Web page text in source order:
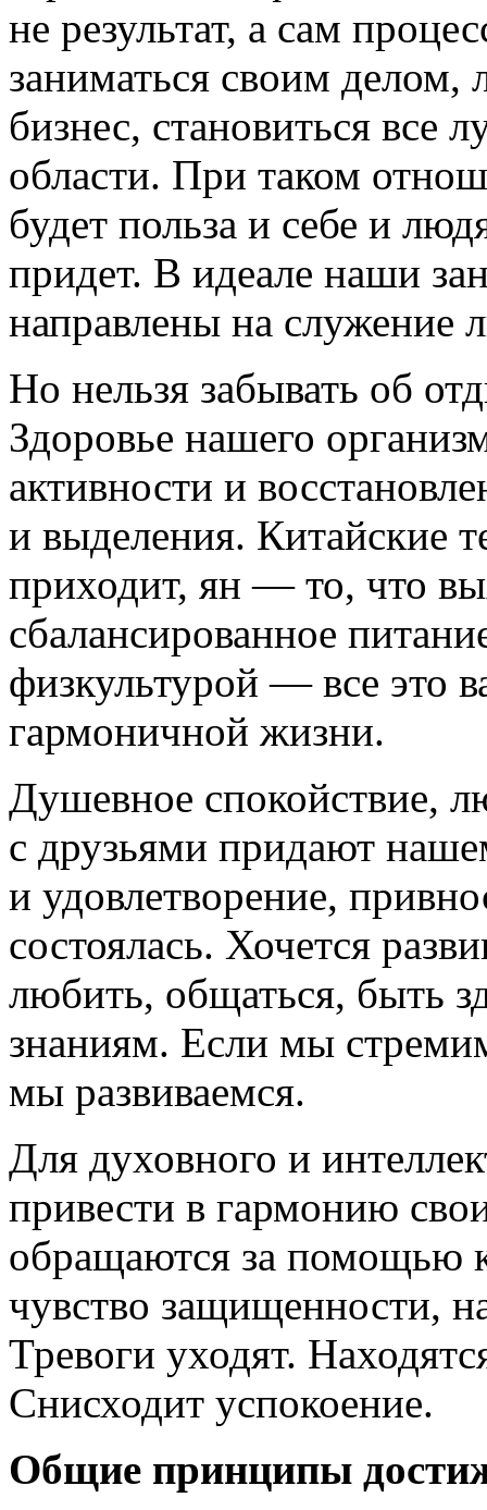
не результат, а сам
заниматься своим
бизнес, становиться все
области. При таком
будет польза и себе и
придет. В идеале наши
направлены на служение
Но нельзя забывать об
Здоровье нашего
активности и
и выделения. Китайские
приходит, ян — то, что
сбалансированное
физкультурой — все это
гармоничной жизни.
Душевное спокойствие,
с друзьями придают
и удовлетворение,
состоялась. Хочется
любить, общаться, быть
знаниям. Если мы
мы развиваемся.
Для духовного и
привести в гармонию
обращаются за помощью
чувство защищенности,
Тревоги уходят.
Снисходит успокоение.
Общие принципы